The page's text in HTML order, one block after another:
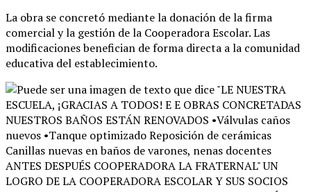
La obra se concretó mediante la donación de la firma
comercial y la gestión de la Cooperadora Escolar. Las
modificaciones benefician de forma directa a la comunidad
educativa del establecimiento.